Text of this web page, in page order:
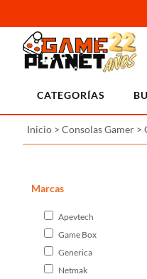
CATEGORÍAS
Inicio > Consolas Gamer >
Marcas
Apevtech
Game Box
Generica
Netmak